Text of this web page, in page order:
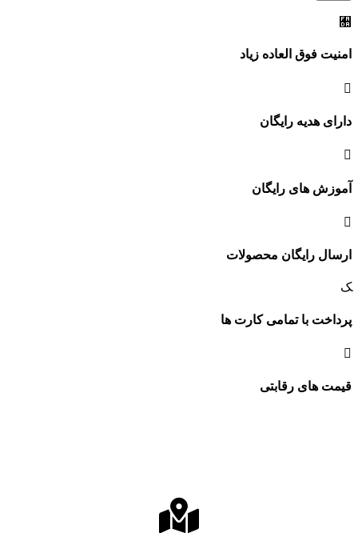
امنیت فوق العاده زیاد
دارای هدیه رایگان
آموزش های رایگان
ارسال رایگان محصولات
پرداخت با تمامی کارت ها
قیمت های رقابتی